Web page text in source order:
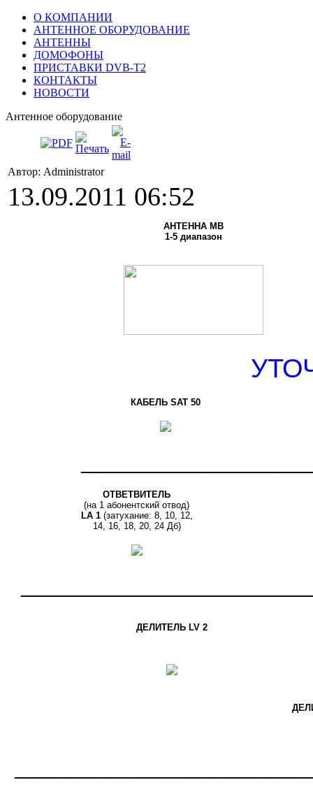
О КОМПАНИИ
АНТЕННОЕ ОБОРУДОВАНИЕ
АНТЕННЫ
ДОМОФОНЫ
ПРИСТАВКИ DVB-T2
КОНТАКТЫ
НОВОСТИ
Антенное оборудование
Автор: Administrator
13.09.2011 06:52
АНТЕННА МВ
1-5 диапазон
КАБЕЛЬ SAT 50
ОТВЕТВИТЕЛЬ
(на 1 абонентский отвод)
LA 1 (затухание: 8, 10, 12,
14, 16, 18, 20, 24 Дб)
ДЕЛИТЕЛЬ LV 2